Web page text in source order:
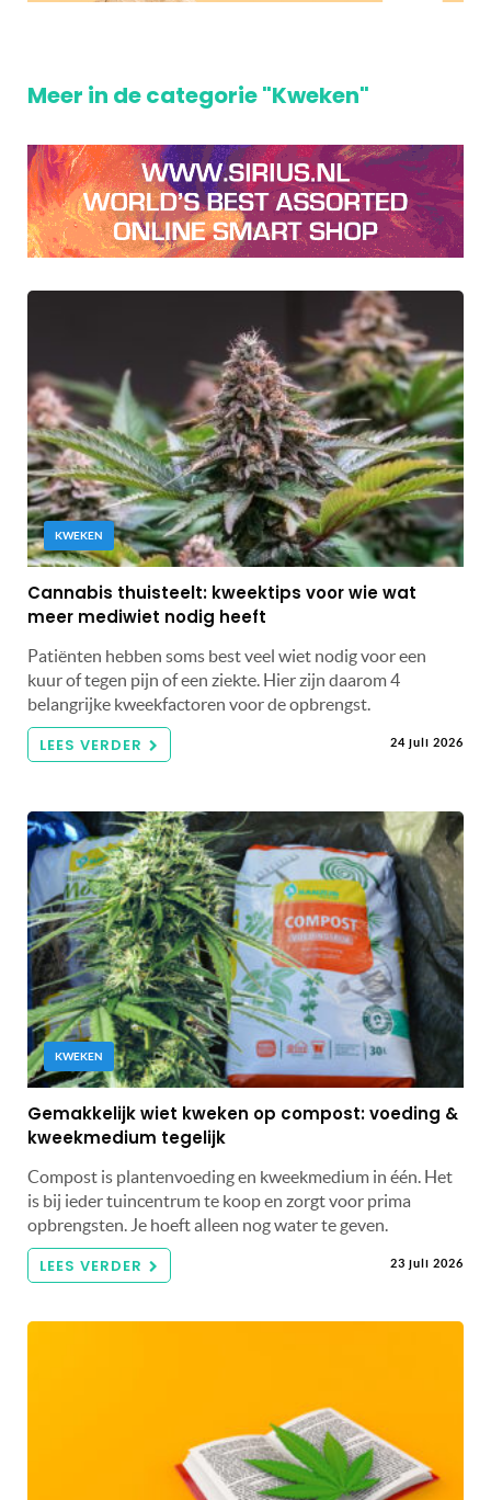
Meer in de categorie "Kweken"
KWEKEN
Cannabis thuisteelt: kweektips voor wie wat
meer mediwiet nodig heeft
Patiënten hebben soms best veel wiet nodig voor een
kuur of tegen pijn of een ziekte. Hier zijn daarom 4
belangrijke kweekfactoren voor de opbrengst.
LEES VERDER 24 juli 2026
KWEKEN
Gemakkelijk wiet kweken op compost: voeding &
kweekmedium tegelijk
Compost is plantenvoeding en kweekmedium in één. Het
is bij ieder tuincentrum te koop en zorgt voor prima
opbrengsten. Je hoeft alleen nog water te geven.
LEES VERDER 23 juli 2026